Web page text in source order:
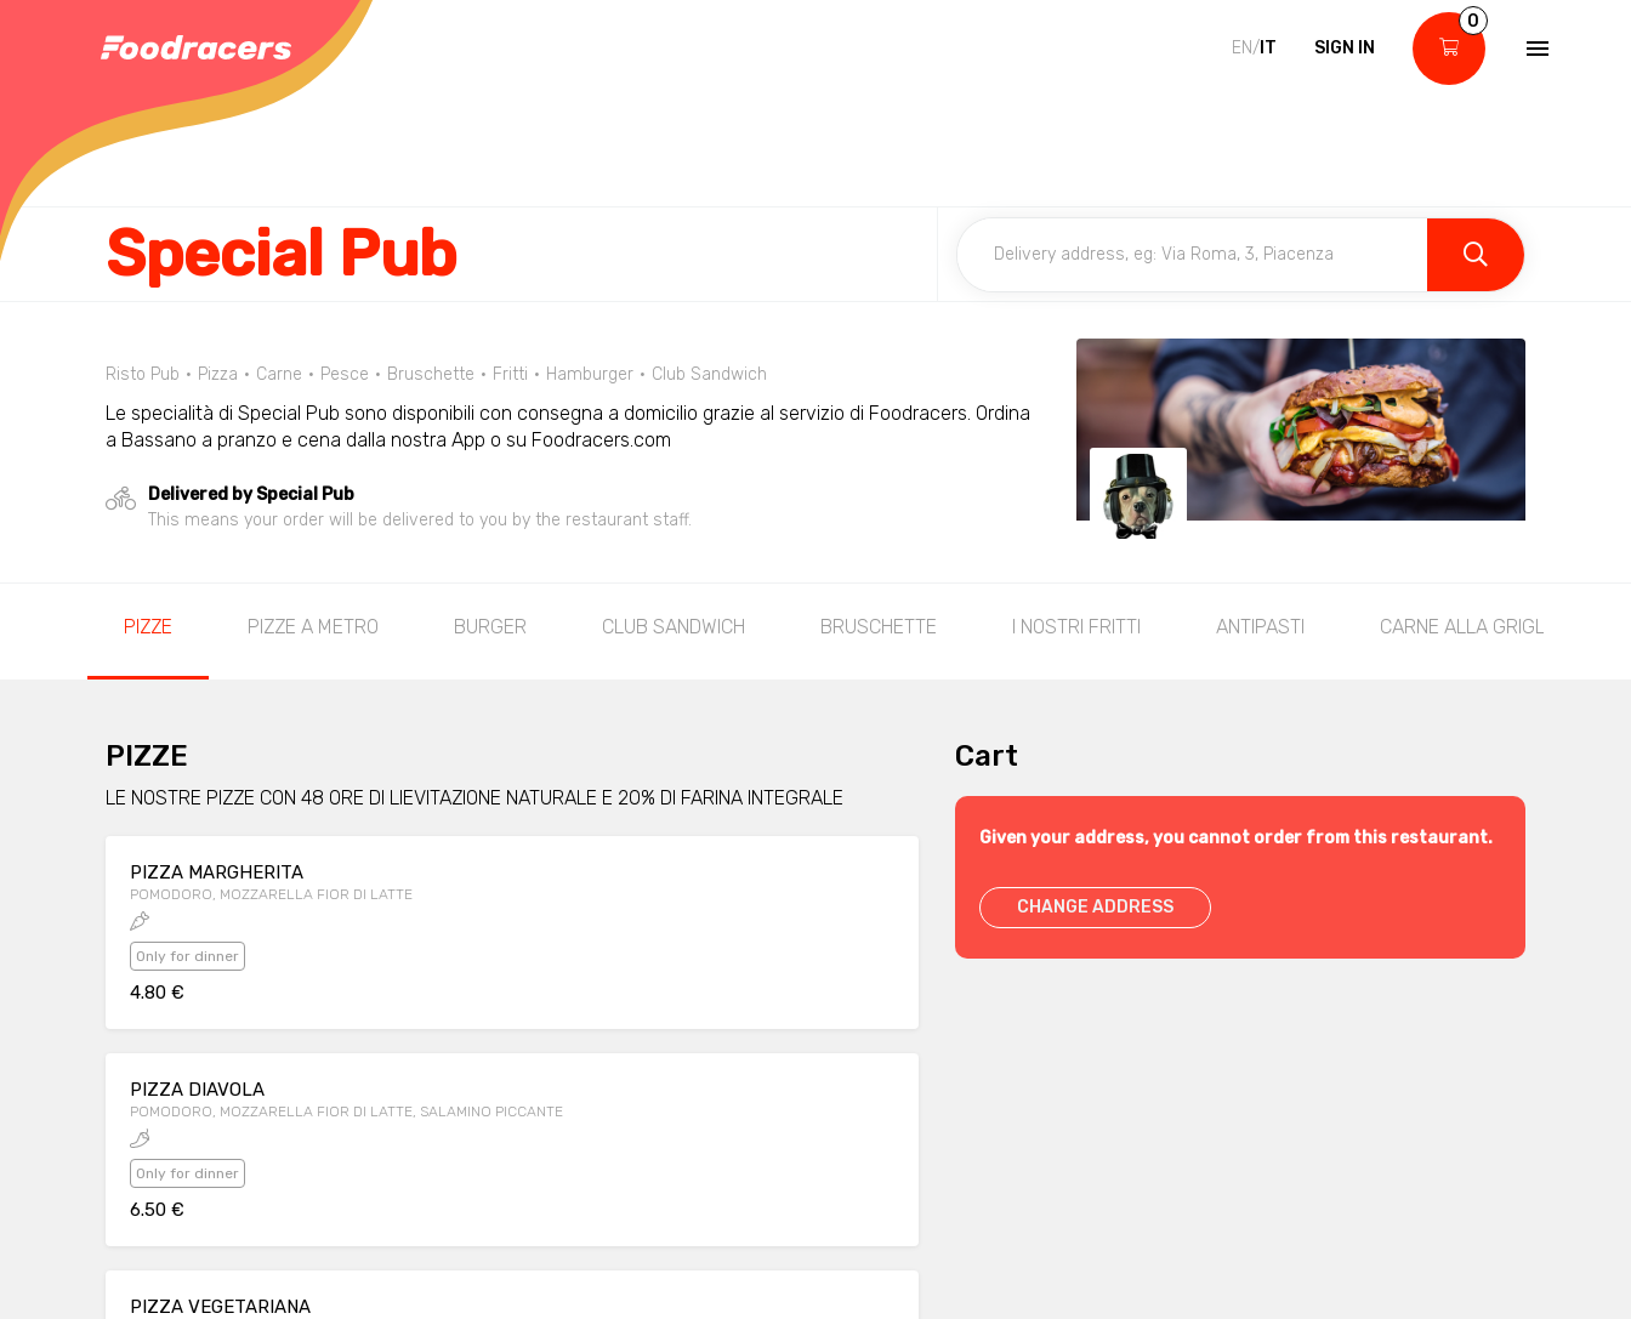
EN/ IT SIGN IN
0
Special Pub
Risto Pub Pizza Carne Pesce Bruschette Fritti Hamburger Club Sandwich
Le specialità di Special Pub sono disponibili con consegna a domicilio grazie al servizio di Foodracers. Ordina
a Bassano a pranzo e cena dalla nostra App o su Foodracers.com
Delivered by Special Pub
This means your order will be delivered to you by the restaurant staff.
PIZZE PIZZE A METRO BURGER CLUB SANDWICH BRUSCHETTE I NOSTRI FRITTI ANTIPASTI CARNE ALLA GRIGLIA
PIZZE
LE NOSTRE PIZZE CON 48 ORE DI LIEVITAZIONE NATURALE E 20% DI FARINA INTEGRALE
PIZZA MARGHERITA
POMODORO, MOZZARELLA FIOR DI LATTE
Only for dinner
4.80 €
PIZZA DIAVOLA
POMODORO, MOZZARELLA FIOR DI LATTE, SALAMINO PICCANTE
Only for dinner
6.50 €
PIZZA VEGETARIANA
Cart
Given your address, you cannot order from this restaurant.
CHANGE ADDRESS